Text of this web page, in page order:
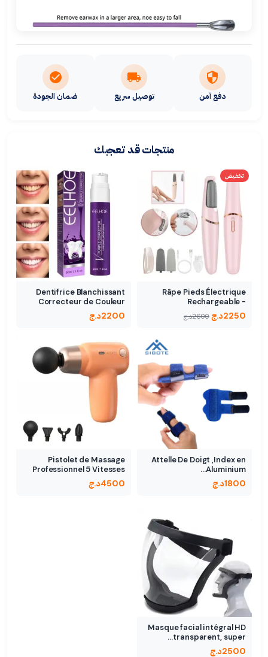
دفع آمن توصيل سريع ضمان الجودة
منتجات قد تعجبك
تخفيض
Râpe Pieds Électrique
Rechargeable -
Élimination…
2250د.ج 2600د.ج
Dentifrice Blanchissant
Correcteur de Couleur
des…
2200د.ج
Attelle De Doigt ,Index en
Aluminium…
1800د.ج
Pistolet de Massage
Professionnel 5 Vitesses
4500د.ج
Masque facial intégral HD
transparent, super…
2500د.ج